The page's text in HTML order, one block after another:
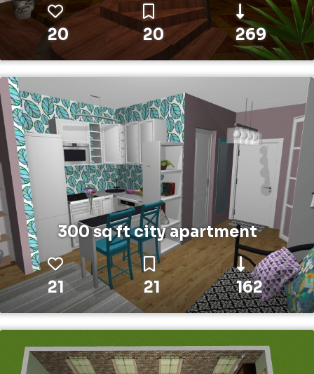
20 20 269
300 sq ft city apartment
21 21 162